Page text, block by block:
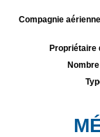
Compagnie
Propriétaire